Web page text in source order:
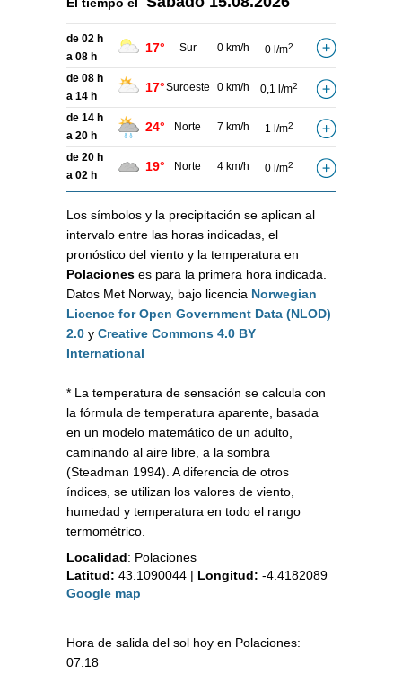
El tiempo el
de 02 h
a 08 h
17° Sur 0 km/h 0 l/m2
de 08 h
a 14 h
17°Suroeste 0 km/h 0,1 l/m2
de 14 h
a 20 h
24° Norte 7 km/h 1 l/m2
de 20 h
a 02 h
19° Norte 4 km/h 0 l/m2
Los símbolos y la precipitación se aplican al
intervalo entre las horas indicadas, el
pronóstico del viento y la temperatura en
Polaciones es para la primera hora indicada.
Datos Met Norway, bajo licencia Norwegian
Licence for Open Government Data (NLOD)
2.0 y Creative Commons 4.0 BY
International
* La temperatura de sensación se calcula con
la fórmula de temperatura aparente, basada
en un modelo matemático de un adulto,
caminando al aire libre, a la sombra
(Steadman 1994). A diferencia de otros
índices, se utilizan los valores de viento,
humedad y temperatura en todo el rango
termométrico.
Localidad: Polaciones
Latitud: 43.1090044 | Longitud: -4.4182089
Google map
Hora de salida del sol hoy en Polaciones:
07:18